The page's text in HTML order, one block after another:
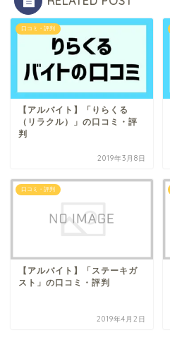
口コミ・評判
【アルバイト】「りらくる
（リラクル）」の口コミ・評
判
2019年3月8日
口コミ・評判
【アルバイト】「ステーキガ
スト」の口コミ・評判
2019年4月2日